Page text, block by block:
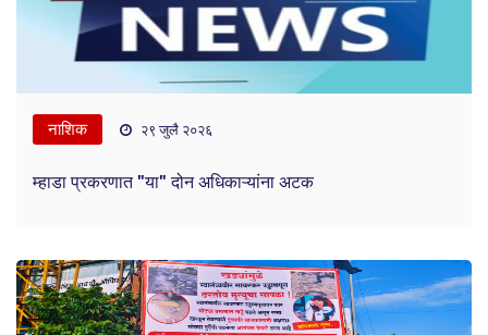
नाशिक २९ जुलै २०२६
म्हाडा प्रकरणात "या" दोन अधिकाऱ्यांना अटक